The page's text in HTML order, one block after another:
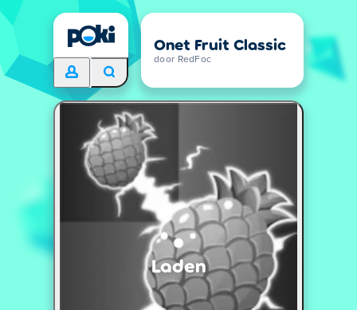
Onet Fruit Classic
door RedFoc
Laden